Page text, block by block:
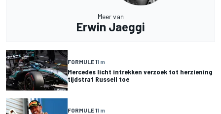
Meer van
Erwin Jaeggi
FORMULE 11 m
Mercedes licht intrekken verzoek tot herziening
tijdstraf Russell toe
FORMULE 11 m